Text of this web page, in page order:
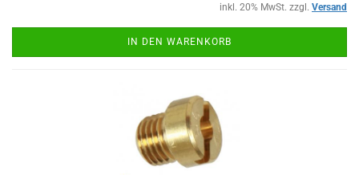
inkl. 20% MwSt. zzgl. Versand
IN DEN WARENKORB